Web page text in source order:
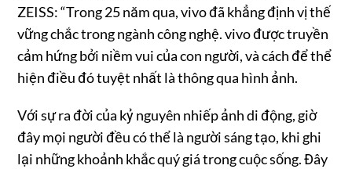
ZEISS: “Trong 25 năm qua, vivo đã khẳng định vị thế
vững chắc trong ngành công nghệ. vivo được truyền
cảm hứng bởi niềm vui của con người, và cách để thể
hiện điều đó tuyệt nhất là thông qua hình ảnh.
Với sự ra đời của kỷ nguyên nhiếp ảnh di động, giờ
đây mọi người đều có thể là người sáng tạo, khi ghi
lại những khoảnh khắc quý giá trong cuộc sống. Đây